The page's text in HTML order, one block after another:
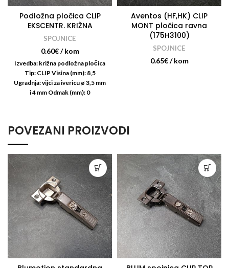
Podložna pločica CLIP
EKSCENTR. KRIŽNA
SPOJNICE
0.60€/ kom
Izvedba: križna podložna pločica
Tip: CLIP Visina (mm): 8,5
Ugradnja: vijci za ivericu ø 3,5 mm
i 4 mm Odmak (mm): 0
Aventos (HF,HK) CLIP
MONT pločica ravna
(175H3100)
SPOJNICE
0.65€/ kom
POVEZANI PROIZVODI